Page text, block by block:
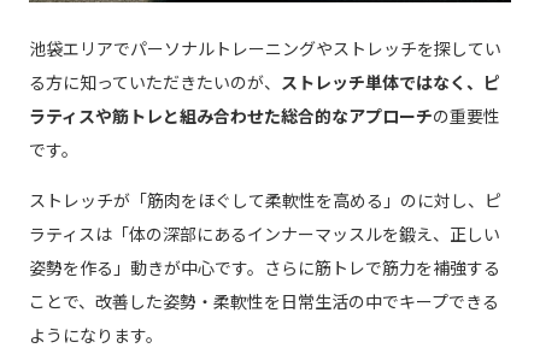
池袋エリアでパーソナルトレーニングやストレッチを探してい
る方に知っていただきたいのが、 ストレッチ単体ではなく、ピ
ラティスや筋トレと組み合わせた総合的なアプローチの重要性
です。
ストレッチが「筋肉をほぐして柔軟性を高める」のに対し、ピ
ラティスは「体の深部にあるインナーマッスルを鍛え、正しい
姿勢を作る」動きが中心です。さらに筋トレで筋力を補強する
ことで、改善した姿勢・柔軟性を日常生活の中でキープできる
ようになります。